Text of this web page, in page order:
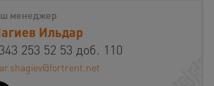
менеджер
Ильдар
253 52 53 доб. 110